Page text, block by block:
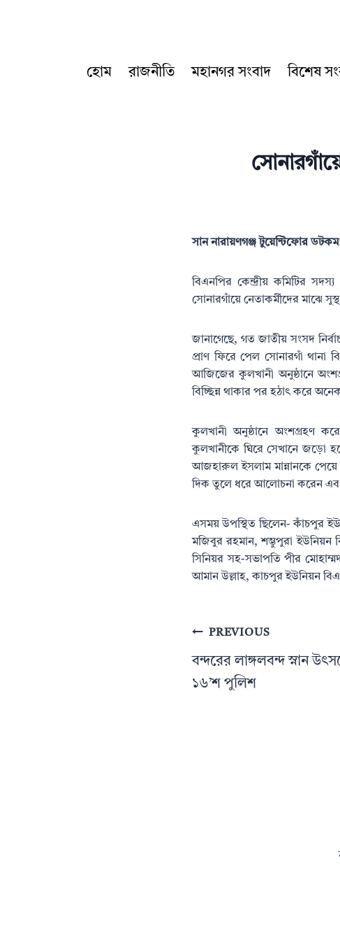
হোম
রাজনীতি মহানগর সংবাদ বিশেষ
সোনারগাঁয়ে
সান নারায়ণগঞ্জ টুয়েন্টিফোর
বিএনপির কেন্দ্রীয় কমিটির
সোনারগাঁয়ে নেতাকর্মীদের মাঝে
জানাগেছে, গত জাতীয় সংসদ
প্রাণ ফিরে পেল সোনারগাঁ থানা
আজিজের কুলখানী অনুষ্ঠানে
বিচ্ছিন্ন থাকার পর হঠাৎ করে
কুলখানী অনুষ্ঠানে অংশগ্রহণ
কুলখানীকে ঘিরে সেখানে জড়ো
আজহারুল ইসলাম মান্নানকে পেয়ে
দিক তুলে ধরে আলোচনা করেন এবং
এসময় উপস্থিত ছিলেন- কাঁচপুর
মজিবুর রহমান, শম্ভুপুরা ইউনিয়ন
সিনিয়র সহ-সভাপতি পীর
আমান উল্লাহ, কাচপুর ইউনিয়ন
PostPREVIOUS
বন্দরের লাঙ্গলবন্দ স্নান
১৬’শ পুলিশ